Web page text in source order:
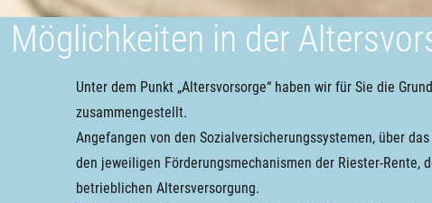
Möglichkeiten in der
Unter dem Punkt „Altersvorsorge“ haben wir für Sie die
zusammengestellt.
Angefangen von den Sozialversicherungssystemen, über
den jeweiligen Förderungsmechanismen der Riester-Rente,
betrieblichen Altersversorgung.